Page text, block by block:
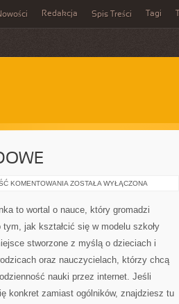
Redakcja Spis Treści Tagi
KOMENTOWANIA PROJEKTY
ZOSTAŁA WYŁĄCZONA
to wortal o nauce, który gromadzi
tym, jak kształcić się w modelu szkoły
stworzone z myślą o dzieciach i
oraz nauczycielach, którzy chcą
nauki przez internet. Jeśli
konkret zamiast ogólników, znajdziesz tu